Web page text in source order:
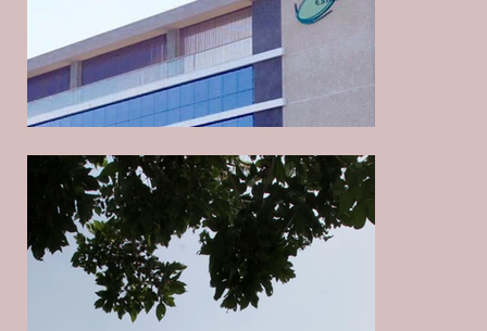
新嵐-大寮廠辦新建工程
新嵐-大寮工場およびオフィス新設工事
新嵐-大寮工場およびオフィス新設工事
新嵐-大寮工場およびオフィス新設工事
新嵐-大寮工場およびオフィス新設工事
新嵐-大寮工場およびオフィス新設工事
光晟バイオテクノロジー新設工場
光晟バイオテクノロジー新設工場
光晟バイオテクノロジー新設工場
光晟バイオテクノロジー新設工場